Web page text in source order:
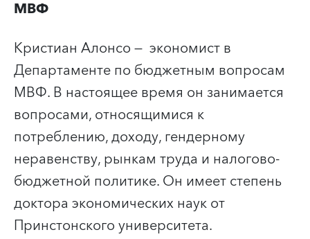
МВФ
Кристиан Алонсо— экономист в
Департаменте по бюджетным вопросам
МВФ. В настоящее время он занимается
вопросами, относящимися к
потреблению, доходу, гендерному
неравенству, рынкам труда и налогово-
бюджетной политике. Он имеет степень
доктора экономических наук от
Принстонского университета.